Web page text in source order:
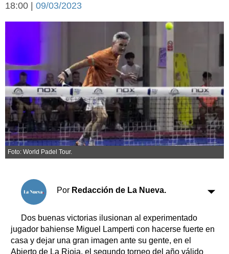
Aplausos
Cines
Economía y finanzas
Con el campo
Espacio empresas
Sociedad y tiempo
libre
Sociedad
Tecnología
Turismo
Salud
Es viral
Cartón Lleno
Fúnebres
Horóscopo
Suplementos
18:00 | 09/03/2023
Foto: World Padel Tour.
Por Redacción de La Nueva.
Dos buenas victorias ilusionan al experimentado
jugador bahiense Miguel Lamperti con hacerse fuerte en
casa y dejar una gran imagen ante su gente, en el
Abierto de La Rioja, el segundo torneo del año válido